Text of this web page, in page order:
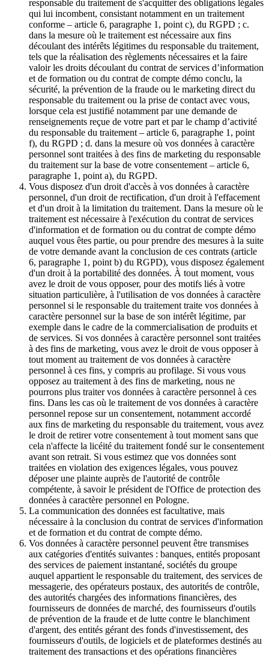
responsable du traitement de s'acquitter des obligations légales
qui lui incombent, consistant notamment en un traitement
conforme – article 6, paragraphe 1, point c), du RGPD ; c.
dans la mesure où le traitement est nécessaire aux fins
découlant des intérêts légitimes du responsable du traitement,
tels que la réalisation des règlements nécessaires et la faire
valoir les droits découlant du contrat de services d’information
et de formation ou du contrat de compte démo conclu, la
sécurité, la prévention de la fraude ou le marketing direct du
responsable du traitement ou la prise de contact avec vous,
lorsque cela est justifié notamment par une demande de
renseignements reçue de votre part et par le champ d’activité
du responsable du traitement – article 6, paragraphe 1, point
f), du RGPD ; d. dans la mesure où vos données à caractère
personnel sont traitées à des fins de marketing du responsable
du traitement sur la base de votre consentement – article 6,
paragraphe 1, point a), du RGPD.
Vous disposez d'un droit d'accès à vos données à caractère
personnel, d'un droit de rectification, d'un droit à l'effacement
et d'un droit à la limitation du traitement. Dans la mesure où le
traitement est nécessaire à l'exécution du contrat de services
d'information et de formation ou du contrat de compte démo
auquel vous êtes partie, ou pour prendre des mesures à la suite
de votre demande avant la conclusion de ces contrats (article
6, paragraphe 1, point b) du RGPD), vous disposez également
d'un droit à la portabilité des données. À tout moment, vous
avez le droit de vous opposer, pour des motifs liés à votre
situation particulière, à l'utilisation de vos données à caractère
personnel si le responsable du traitement traite vos données à
caractère personnel sur la base de son intérêt légitime, par
exemple dans le cadre de la commercialisation de produits et
de services. Si vos données à caractère personnel sont traitées
à des fins de marketing, vous avez le droit de vous opposer à
tout moment au traitement de vos données à caractère
personnel à ces fins, y compris au profilage. Si vous vous
opposez au traitement à des fins de marketing, nous ne
pourrons plus traiter vos données à caractère personnel à ces
fins. Dans les cas où le traitement de vos données à caractère
personnel repose sur un consentement, notamment accordé
aux fins de marketing du responsable du traitement, vous avez
le droit de retirer votre consentement à tout moment sans que
cela n'affecte la licéité du traitement fondé sur le consentement
avant son retrait. Si vous estimez que vos données sont
traitées en violation des exigences légales, vous pouvez
déposer une plainte auprès de l'autorité de contrôle
compétente, à savoir le président de l'Office de protection des
données à caractère personnel en Pologne.
La communication des données est facultative, mais
nécessaire à la conclusion du contrat de services d'information
et de formation et du contrat de compte démo.
Vos données à caractère personnel peuvent être transmises
aux catégories d'entités suivantes : banques, entités proposant
des services de paiement instantané, sociétés du groupe
auquel appartient le responsable du traitement, des services de
messagerie, des opérateurs postaux, des autorités de contrôle,
des autorités chargées des informations financières, des
fournisseurs de données de marché, des fournisseurs d'outils
de prévention de la fraude et de lutte contre le blanchiment
d'argent, des entités gérant des fonds d'investissement, des
fournisseurs d'outils, de logiciels et de plateformes destinés au
traitement des transactions et des opérations financières